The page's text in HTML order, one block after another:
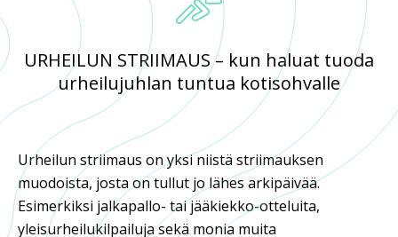
URHEILUN STRIIMAUS – kun haluat tuoda
urheilujuhlan tuntua kotisohvalle
Urheilun striimaus on yksi niistä striimauksen
muodoista, josta on tullut jo lähes arkipäivää.
Esimerkiksi jalkapallo- tai jääkiekko-otteluita,
yleisurheilukilpailuja sekä monia muita